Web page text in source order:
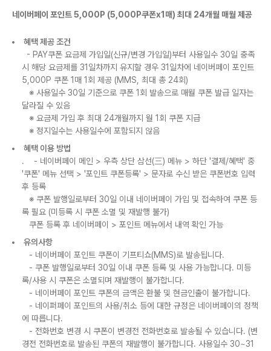
네이버페이 포인트 5,000P (5,000P쿠폰x1매) 최대 24개월 매월 제공
혜택 제공 조건
- PAY쿠폰 요금제 가입일(신규/변경 가입일)부터 사용일수 30일 충족
시 해당 요금제를 31일차까지 유지할 경우 31일차에 네이버페이 포인트
5,000P 쿠폰 1매 1회 제공 (MMS, 최대 총 24회)
※ 사용일수 30일 기준으로 쿠폰 1회 발송으로 매월 쿠폰 발급 일자는
달라질 수 있음
※ 요금제 가입 후 최대 24개월까지 월 1회 쿠폰 지급
※ 정지일수는 사용일수에 포함되지 않음
혜택 이용 방법
. - 네이버페이 메인 > 우측 상단 삼선(三) 메뉴 > 하단 '결제/혜택' 중
'쿠폰' 메뉴 선택 > '포인트 쿠폰등록' > 문자로 수신 받은 쿠폰번호 입력
후 등록
※ 쿠폰 발행일로부터 30일 이내 네이버페이 가입 및 접속하여 쿠폰 등
록 필요 (미등록 시 쿠폰 소멸 및 재발행 불가)
쿠폰 등록 후 네이버페이 > 포인트 메뉴에서 내역 확인 가능
유의사항
- 네이버페이 포인트 쿠폰이 기프티쇼(MMS)로 발송됩니다.
- 쿠폰 발행일로부터 30일 이내 쿠폰 등록 및 사용 가능합니다. 미등
록/사용 시 쿠폰은 소멸되며 재발행이 불가합니다.
- 네이버페이 포인트 쿠폰의 금액은 환불 및 현금인출이 불가합니다.
- 네이퍼페이 포인트의 사용/취소 등에 대한 규정은 네이버페이의 정책
에 따릅니다.
- 전화번호 변경 시 쿠폰이 변경전 전화번호로 발송될 수 있습니다. (변
경전 전화번호로 발송된 쿠폰의 재발행이 불가합니다. 사용일수 30~31